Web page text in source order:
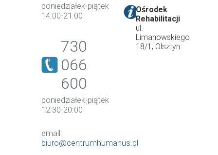
poniedziałek-piątek
14.00-21.00
730
066
600
poniedziałek-piątek
12:30-20:00
email:
biuro@centrumhumanus.pl
Ośrodek
Rehabilitacji
ul.
Limanowskiego
18/1, Olsztyn